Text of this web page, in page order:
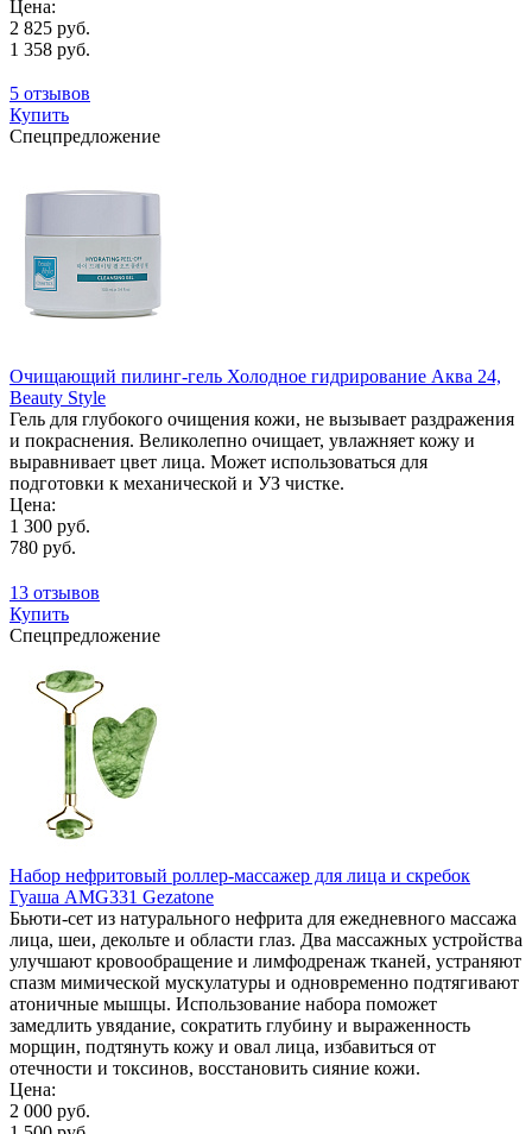
Цена:
2 825 руб.
1 358 руб.
5 отзывов
Купить
Спецпредложение
Очищающий пилинг-гель Холодное гидрирование Аква 24,
Beauty Style
Гель для глубокого очищения кожи, не вызывает раздражения
и покраснения. Великолепно очищает, увлажняет кожу и
выравнивает цвет лица. Может использоваться для
подготовки к механической и УЗ чистке.
Цена:
1 300 руб.
780 руб.
13 отзывов
Купить
Спецпредложение
Набор нефритовый роллер-массажер для лица и скребок
Гуаша AMG331 Gezatone
Бьюти-сет из натурального нефрита для ежедневного массажа
лица, шеи, декольте и области глаз. Два массажных устройства
улучшают кровообращение и лимфодренаж тканей, устраняют
спазм мимической мускулатуры и одновременно подтягивают
атоничные мышцы. Использование набора поможет
замедлить увядание, сократить глубину и выраженность
морщин, подтянуть кожу и овал лица, избавиться от
отечности и токсинов, восстановить сияние кожи.
Цена:
2 000 руб.